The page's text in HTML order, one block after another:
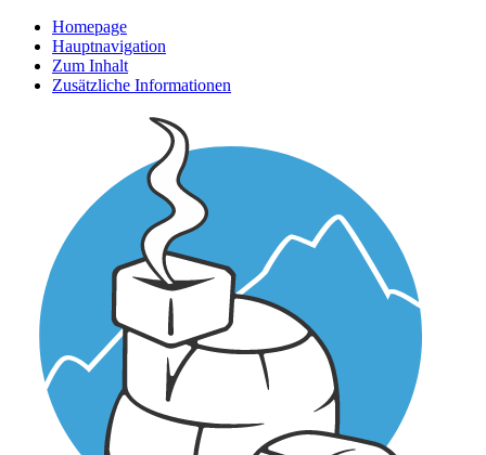
Homepage
Hauptnavigation
Zum Inhalt
Zusätzliche Informationen